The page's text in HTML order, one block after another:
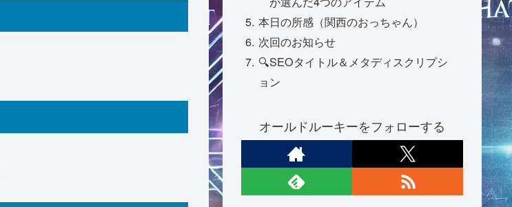
本日の所感（関西のおっちゃん）
次回のお知らせ
🔍SEOタイトル＆メタディスクリプシ
ョン
オールドルーキーをフォローする